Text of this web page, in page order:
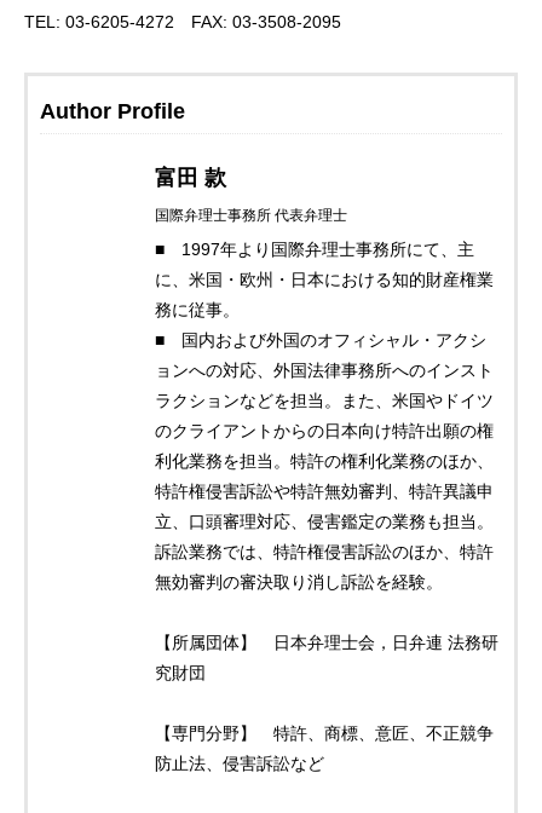
TEL: 03-6205-4272 FAX: 03-3508-2095
Author Profile
富田 款
国際弁理士事務所 代表弁理士
■ 1997年より国際弁理士事務所にて、主
に、米国・欧州・日本における知的財産権業
務に従事。
■ 国内および外国のオフィシャル・アクシ
ョンへの対応、外国法律事務所へのインスト
ラクションなどを担当。また、米国やドイツ
のクライアントからの日本向け特許出願の権
利化業務を担当。特許の権利化業務のほか、
特許権侵害訴訟や特許無効審判、特許異議申
立、口頭審理対応、侵害鑑定の業務も担当。
訴訟業務では、特許権侵害訴訟のほか、特許
無効審判の審決取り消し訴訟を経験。
【所属団体】 日本弁理士会，日弁連 法務研
究財団
【専門分野】 特許、商標、意匠、不正競争
防止法、侵害訴訟など